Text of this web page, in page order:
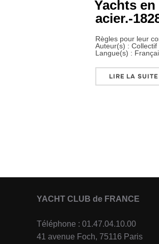
Yachts
acier.-
Règles pour leur
Auteur(s) : Collectif
Langue(s) :
LIRE LA SUITE
YACHT CLUB de FRANCE
Téléphone : 01.47.04.10.00
41 avenue Foch, 75116 Paris